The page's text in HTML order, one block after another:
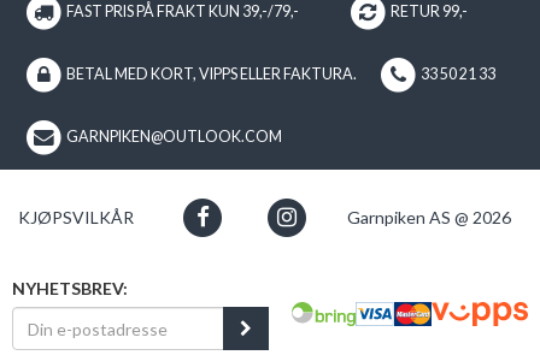
FAST PRIS PÅ FRAKT KUN 39,-/79,- RETUR 99,-
BETAL MED KORT, VIPPS ELLER FAKTURA. 33 50 21 33
GARNPIKEN@OUTLOOK.COM
KJØPSVILKÅR Garnpiken AS @ 2026
NYHETSBREV: